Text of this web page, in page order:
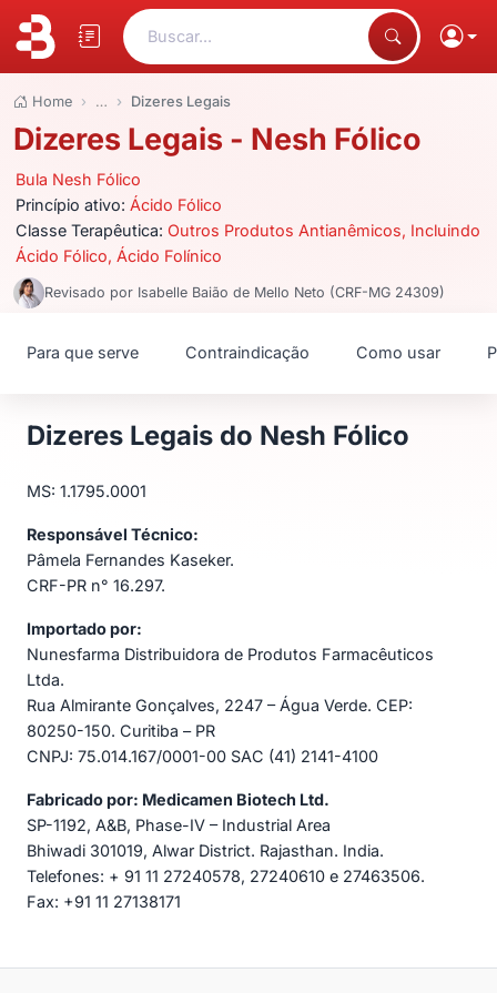
Buscar...
Home … Dizeres Legais
Dizeres Legais - Nesh Fólico
Bula Nesh Fólico
Princípio ativo: Ácido Fólico
Classe Terapêutica:Outros Produtos Antianêmicos, Incluindo
Ácido Fólico, Ácido Folínico
Revisado por Isabelle Baião de Mello Neto (CRF-MG 24309)
Para que serve Contraindicação Como usar
Dizeres Legais do Nesh Fólico
MS: 1.1795.0001
Responsável Técnico:
Pâmela Fernandes Kaseker.
CRF-PR n° 16.297.
Importado por:
Nunesfarma Distribuidora de Produtos Farmacêuticos
Ltda.
Rua Almirante Gonçalves, 2247 – Água Verde. CEP:
80250-150. Curitiba – PR
CNPJ: 75.014.167/0001-00 SAC (41) 2141-4100
Fabricado por: Medicamen Biotech Ltd.
SP-1192, A&B, Phase-IV – Industrial Area
Bhiwadi 301019, Alwar District. Rajasthan. India.
Telefones: + 91 11 27240578, 27240610 e 27463506.
Fax: +91 11 27138171